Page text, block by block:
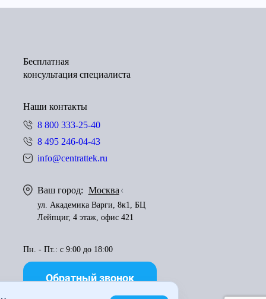
Бесплатная
консультация специалиста
Наши контакты
8 800 333-25-40
8 495 246-04-43
info@centrattek.ru
Ваш город: Москва
ул. Академика Варги, 8к1, БЦ
Лейпциг, 4 этаж, офис 421
Пн. - Пт.: с 9:00 до 18:00
Обратный звонок